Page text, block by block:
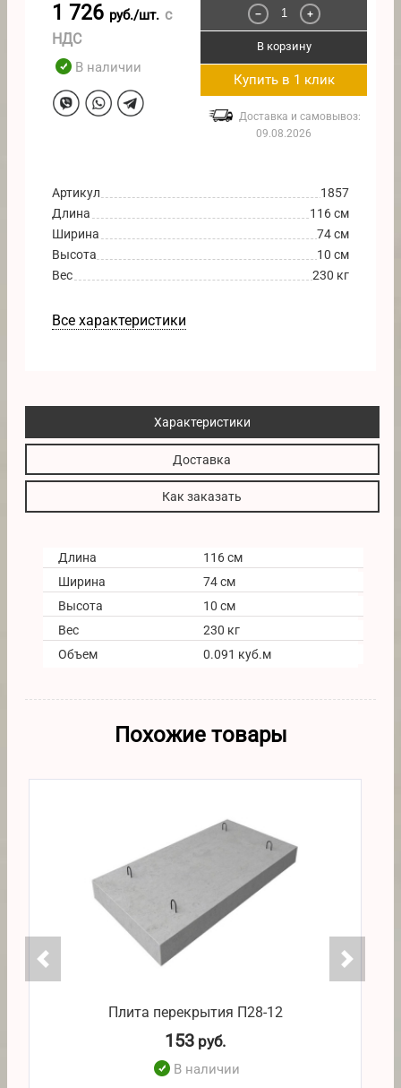
1 726 руб./шт. с
НДС
В наличии
− +
В корзину
Купить в 1 клик
Доставка и самовывоз:
09.08.2026
Артикул
1857
Длина
116 см
Ширина
74 см
Высота
10 см
Вес
230 кг
Все характеристики
Характеристики
Доставка
Как заказать
Длина
116 см
Ширина
74 см
Высота
10 см
Вес
230 кг
Объем
0.091 куб.м
Похожие товары
Плита перекрытия П28-12
153 руб.
В наличии